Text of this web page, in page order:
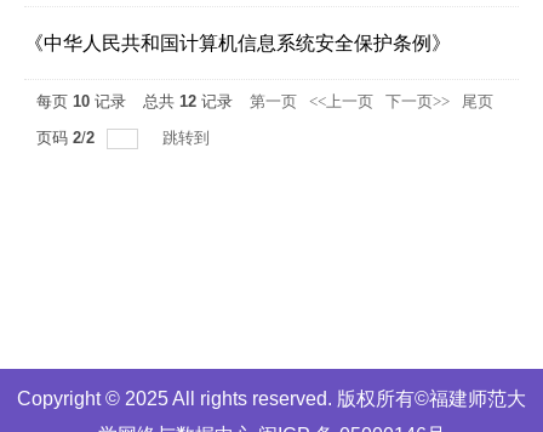
《中华人民共和国计算机信息系统安全保护条例》
每页 10 记录 总共 12 记录 第一页 <<上一页 下一页>>
尾页
页码 2/2 跳转到
Copyright © 2025 All rights reserved. 版权所有©福建师范大